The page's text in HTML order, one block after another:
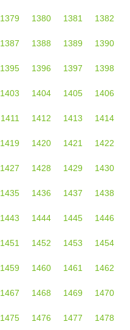
1379 1380 1381 1382
1387 1388 1389 1390
1395 1396 1397 1398
1403 1404 1405 1406
1411 1412 1413 1414
1419 1420 1421 1422
1427 1428 1429 1430
1435 1436 1437 1438
1443 1444 1445 1446
1451 1452 1453 1454
1459 1460 1461 1462
1467 1468 1469 1470
1475 1476 1477 1478